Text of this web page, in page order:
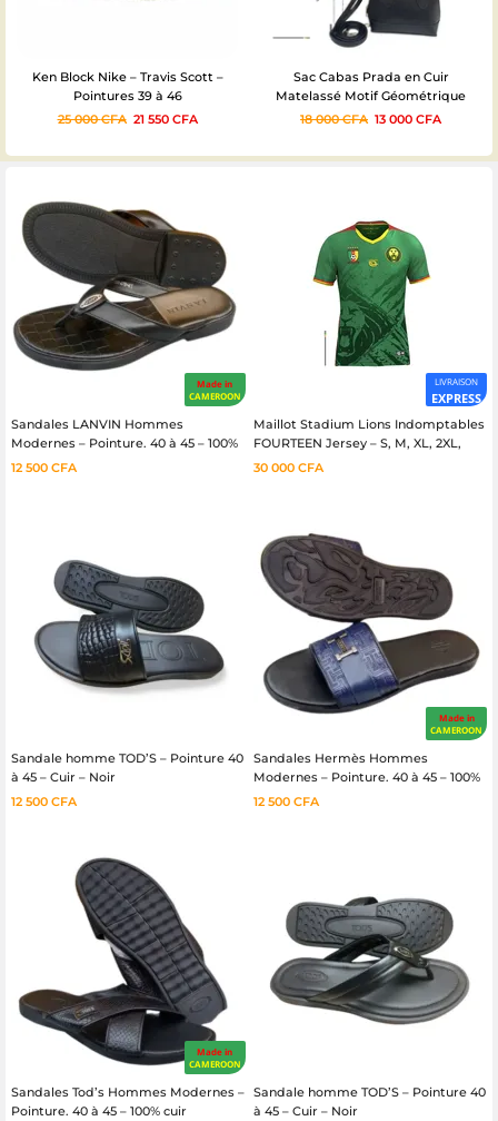
Sac Cabas Prada en Cuir
Matelassé Motif Géométrique
18 000CFA 13 000 CFA
Grand Miroir De Maquillage pour
Dressing – Support sur Roue
25 000CFA 17 150 CFA
Made in
CAMEROON
Sandales LANVIN Hommes
Modernes – Pointure. 40 à 45 – 100%
cuir
12 500 CFA
LIVRAISON
EXPRESS
Maillot Stadium Lions Indomptables
FOURTEEN Jersey – S, M, XL, 2XL,
3XL, 4XL
30 000 CFA
Sandale homme TOD’S – Pointure 40
à 45 – Cuir – Noir
12 500 CFA
Made in
CAMEROON
Sandales Hermès Hommes
Modernes – Pointure. 40 à 45 – 100%
cuir
12 500 CFA
Made in
CAMEROON
Sandales Tod’s Hommes Modernes –
Pointure. 40 à 45 – 100% cuir
Sandale homme TOD’S – Pointure 40
à 45 – Cuir – Noir